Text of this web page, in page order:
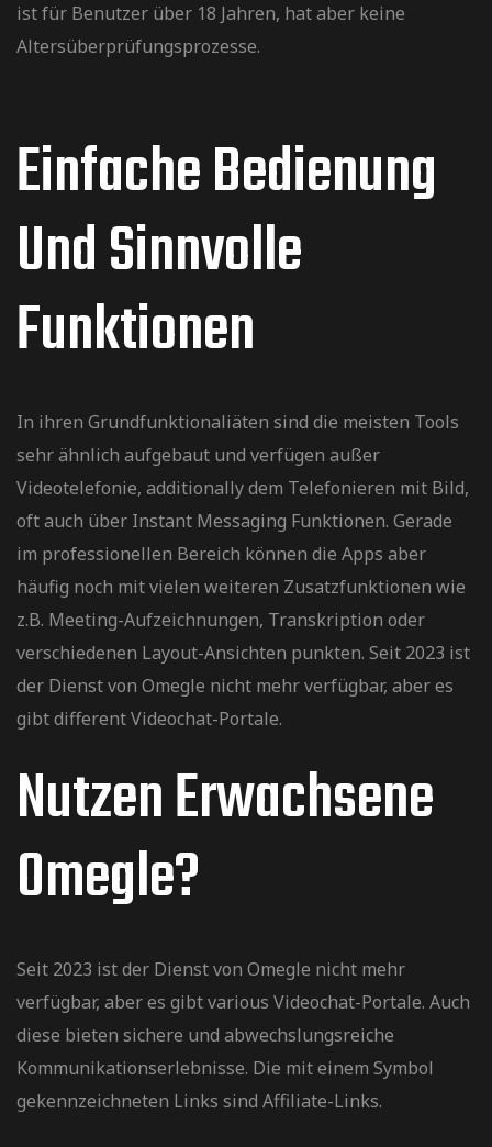
ist für Benutzer über 18 Jahren, hat aber keine
Altersüberprüfungsprozesse.
Einfache Bedienung
Und Sinnvolle
Funktionen
In ihren Grundfunktionaliäten sind die meisten Tools
sehr ähnlich aufgebaut und verfügen außer
Videotelefonie, additionally dem Telefonieren mit Bild,
oft auch über Instant Messaging Funktionen. Gerade
im professionellen Bereich können die Apps aber
häufig noch mit vielen weiteren Zusatzfunktionen wie
z.B. Meeting-Aufzeichnungen, Transkription oder
verschiedenen Layout-Ansichten punkten. Seit 2023 ist
der Dienst von Omegle nicht mehr verfügbar, aber es
gibt different Videochat-Portale.
Nutzen Erwachsene
Omegle?
Seit 2023 ist der Dienst von Omegle nicht mehr
verfügbar, aber es gibt various Videochat-Portale. Auch
diese bieten sichere und abwechslungsreiche
Kommunikationserlebnisse. Die mit einem Symbol
gekennzeichneten Links sind Affiliate-Links.